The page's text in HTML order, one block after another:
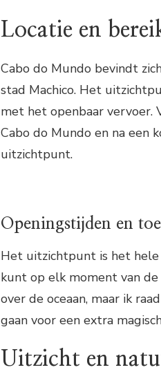
Locatie en
Cabo do Mundo bevindt
stad Machico. Het
met het openbaar vervoer.
Cabo do Mundo en na een
uitzichtpunt.
Openingstijden en
Het uitzichtpunt is het hele
kunt op elk moment van
over de oceaan, maar ik
gaan voor een extra
Uitzicht en